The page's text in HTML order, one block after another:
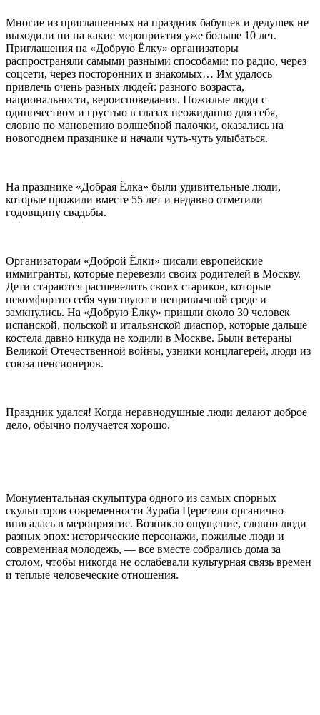
Многие из приглашенных на праздник бабушек и дедушек не
выходили ни на какие мероприятия уже больше 10 лет.
Приглашения на «Добрую Ёлку» организаторы
распространяли самыми разными способами: по радио, через
соцсети, через посторонних и знакомых… Им удалось
привлечь очень разных людей: разного возраста,
национальности, вероисповедания. Пожилые люди с
одиночеством и грустью в глазах неожиданно для себя,
словно по мановению волшебной палочки, оказались на
новогоднем празднике и начали чуть-чуть улыбаться.
На празднике «Добрая Ёлка» были удивительные люди,
которые прожили вместе 55 лет и недавно отметили
годовщину свадьбы.
Организаторам «Доброй Ёлки» писали европейские
иммигранты, которые перевезли своих родителей в Москву.
Дети стараются расшевелить своих стариков, которые
некомфортно себя чувствуют в непривычной среде и
замкнулись. На «Добрую Ёлку» пришли около 30 человек
испанской, польской и итальянской диаспор, которые дальше
костела давно никуда не ходили в Москве. Были ветераны
Великой Отечественной войны, узники концлагерей, люди из
союза пенсионеров.
Праздник удался! Когда неравнодушные люди делают доброе
дело, обычно получается хорошо.
Монументальная скульптура одного из самых спорных
скульпторов современности Зураба Церетели органично
вписалась в мероприятие. Возникло ощущение, словно люди
разных эпох: исторические персонажи, пожилые люди и
современная молодежь, — все вместе собрались дома за
столом, чтобы никогда не ослабевали культурная связь времен
и теплые человеческие отношения.